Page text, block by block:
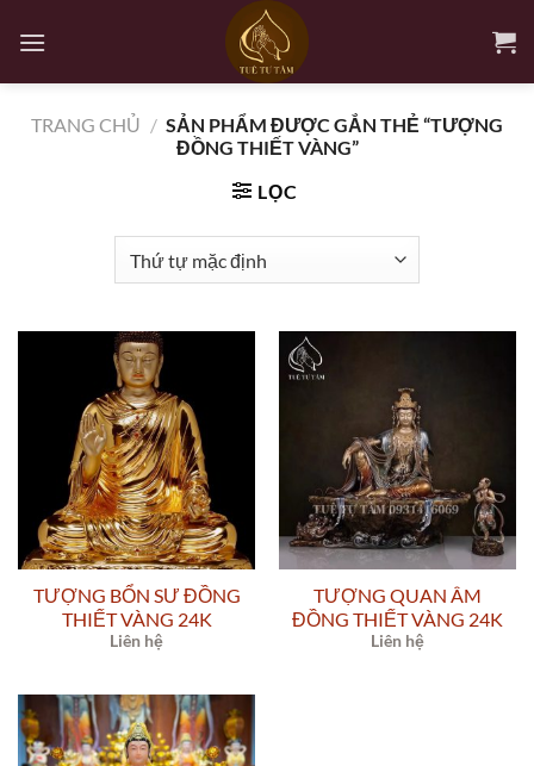
qua
TRANG CHỦ / SẢN PHẨM ĐƯỢC GẮN THẺ “TƯỢNG
ĐỒNG THIẾT VÀNG”
LỌC
TƯỢNG BỔN SƯ ĐỒNG
THIẾT VÀNG 24K
Liên hệ
TƯỢNG QUAN ÂM
ĐỒNG THIẾT VÀNG 24K
Liên hệ